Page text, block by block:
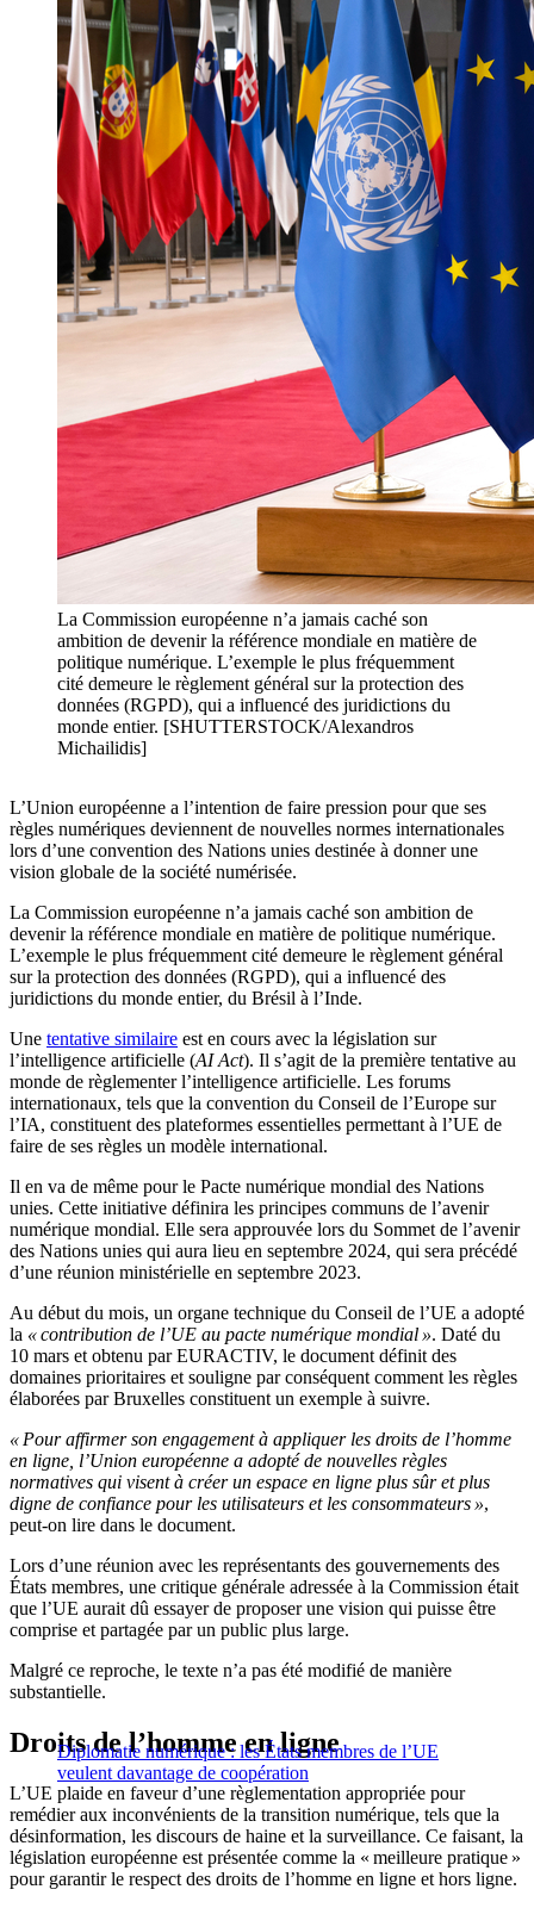
La Commission européenne n’a jamais caché son
ambition de devenir la référence mondiale en matière de
politique numérique. L’exemple le plus fréquemment
cité demeure le règlement général sur la protection des
données (RGPD), qui a influencé des juridictions du
monde entier. [SHUTTERSTOCK/Alexandros
Michailidis]
L’Union européenne a l’intention de faire pression pour que ses
règles numériques deviennent de nouvelles normes internationales
lors d’une convention des Nations unies destinée à donner une
vision globale de la société numérisée.
La Commission européenne n’a jamais caché son ambition de
devenir la référence mondiale en matière de politique numérique.
L’exemple le plus fréquemment cité demeure le règlement général
sur la protection des données (RGPD), qui a influencé des
juridictions du monde entier, du Brésil à l’Inde.
Une tentative similaire est en cours avec la législation sur
l’intelligence artificielle (AI Act). Il s’agit de la première tentative au
monde de règlementer l’intelligence artificielle. Les forums
internationaux, tels que la convention du Conseil de l’Europe sur
l’IA, constituent des plateformes essentielles permettant à l’UE de
faire de ses règles un modèle international.
Il en va de même pour le Pacte numérique mondial des Nations
unies. Cette initiative définira les principes communs de l’avenir
numérique mondial. Elle sera approuvée lors du Sommet de l’avenir
des Nations unies qui aura lieu en septembre 2024, qui sera précédé
d’une réunion ministérielle en septembre 2023.
Au début du mois, un organe technique du Conseil de l’UE a adopté
la « contribution de l’UE au pacte numérique mondial ». Daté du
10 mars et obtenu par EURACTIV, le document définit des
domaines prioritaires et souligne par conséquent comment les règles
élaborées par Bruxelles constituent un exemple à suivre.
« Pour affirmer son engagement à appliquer les droits de l’homme
en ligne, l’Union européenne a adopté de nouvelles règles
normatives qui visent à créer un espace en ligne plus sûr et plus
digne de confiance pour les utilisateurs et les consommateurs »,
peut-on lire dans le document.
Lors d’une réunion avec les représentants des gouvernements des
États membres, une critique générale adressée à la Commission était
que l’UE aurait dû essayer de proposer une vision qui puisse être
comprise et partagée par un public plus large.
Malgré ce reproche, le texte n’a pas été modifié de manière
substantielle.
Diplomatie numérique : les États membres de l’UE
veulent davantage de coopération
Droits de l’homme en ligne
L’UE plaide en faveur d’une règlementation appropriée pour
remédier aux inconvénients de la transition numérique, tels que la
désinformation, les discours de haine et la surveillance. Ce faisant, la
législation européenne est présentée comme la « meilleure pratique »
pour garantir le respect des droits de l’homme en ligne et hors ligne.